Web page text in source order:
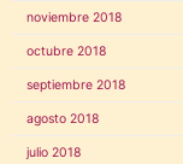
noviembre 2018
octubre 2018
septiembre 2018
agosto 2018
julio 2018